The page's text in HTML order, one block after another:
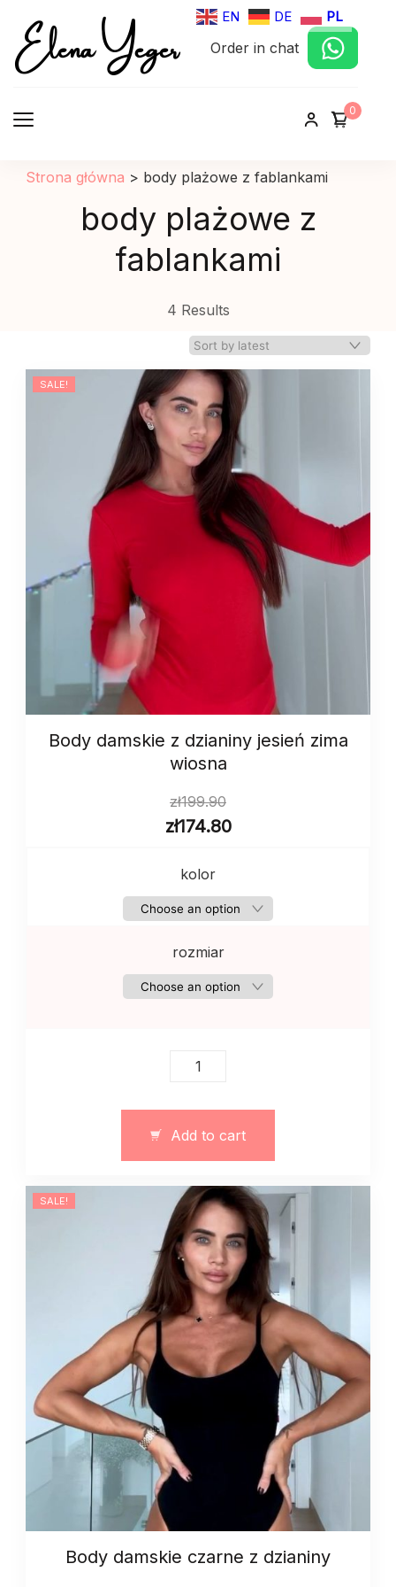
EN DE PL
Elena Yeger
Sklep internetowy odziez damska
Order in chat
0
Strona główna > body plażowe z fablankami
body plażowe z
fablankami
4 Results
SALE!
Body damskie z dzianiny jesień zima
wiosna
zł199.90
zł174.80
kolor
rozmiar
Body
jesień
zima
wiosna
quantity
Add to cart
SALE!
Body damskie czarne z dzianiny